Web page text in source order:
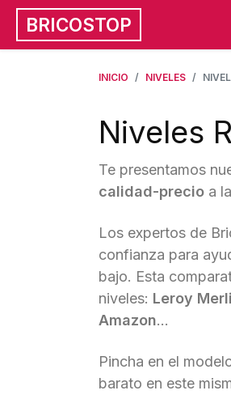
BRICOSTOP
INICIO NIVELES
Niveles
Te presentamos
calidad-precio a
Los expertos de
confianza para
bajo. Esta
niveles: Leroy
Amazon...
Pincha en el
barato en este